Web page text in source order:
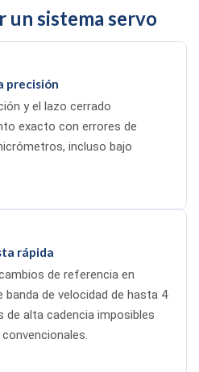
un sistema servo
precisión
y el lazo cerrado
exacto con errores de
incluso bajo
rápida
de referencia en
banda de velocidad de hasta 4
alta cadencia imposibles